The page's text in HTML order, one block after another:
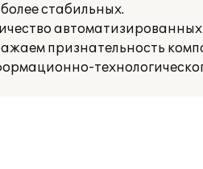
стабильных.
автоматизированных
признательность